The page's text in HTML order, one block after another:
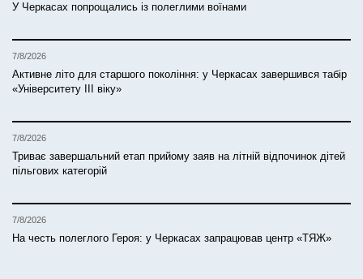
У Черкасах попрощались із полеглими воїнами
7/8/2026
Активне літо для старшого покоління: у Черкасах завершився табір
«Університету ІІІ віку»
7/8/2026
Триває завершальний етап прийому заяв на літній відпочинок дітей
пільгових категорій
7/8/2026
На честь полеглого Героя: у Черкасах запрацював центр «ТЯЖ»